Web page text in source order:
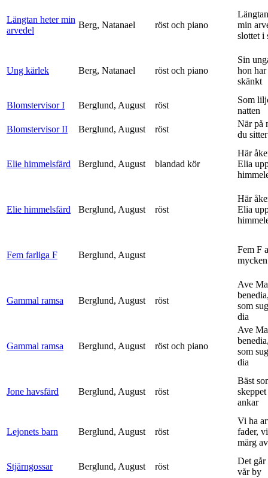
Längtan heter min
arvedel
Berg, Natanael röst och piano
min
slottet i
Ung kärlek Berg, Natanael röst och piano
Sin
hon
skänkt
Blomstervisor I Berglund, August röst
Som
natten
Blomstervisor II
Berglund, August röst
När på
du sitter
Elie himmelsfärd Berglund, August blandad kör
Här
Elia
Elie himmelsfärd Berglund, August röst
Här
Elia
Fem farliga F Berglund, August
Fem F
Gammal ramsa Berglund, August röst
Ave
som
dia
Gammal ramsa Berglund, August röst och piano
Ave
som
dia
Jone havsfärd Berglund, August röst
Bäst
ankar
Lejonets barn Berglund, August röst
Vi ha
fader,
märg
Stjärngossar Berglund, August röst
Det går
vår by